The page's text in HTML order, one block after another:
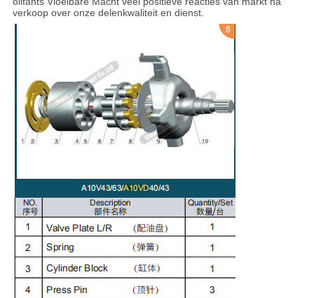
verkoop over onze delenkwaliteit en dienst.